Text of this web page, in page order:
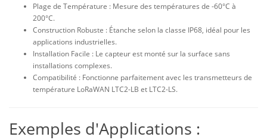
Plage de Température : Mesure des températures de -60°C à
200°C.
Construction Robuste : Étanche selon la classe IP68, idéal pour les
applications industrielles.
Installation Facile : Le capteur est monté sur la surface sans
installations complexes.
Compatibilité : Fonctionne parfaitement avec les transmetteurs de
température LoRaWAN LTC2-LB et LTC2-LS.
Exemples d'Applications :